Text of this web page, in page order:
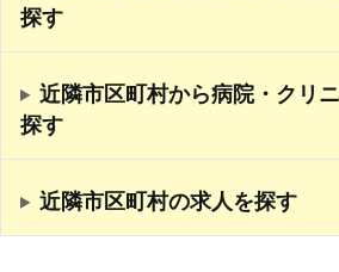
探す
近隣市区町村から病院・クリ
探す
近隣市区町村の求人を探す